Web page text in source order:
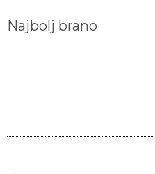
Najbolj brano